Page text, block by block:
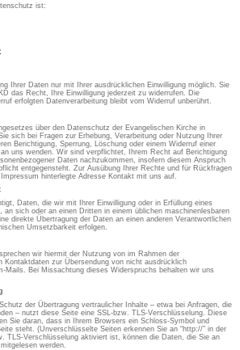
ist:
Ihrer Daten nur mit Ihrer ausdrücklichen Einwilligung möglich. Sie
das Recht, Ihre Einwilligung jederzeit zu widerrufen. Die
erfolgten Datenverarbeitung bleibt vom Widerruf unberührt.
über den Datenschutz der Evangelischen Kirche in
sich bei Fragen zur Erhebung, Verarbeitung oder Nutzung Ihrer
Berichtigung, Sperrung, Löschung oder einem Widerruf einer
uns wenden. Wir sind verpflichtet, Ihrem Recht auf Berichtigung
Daten nachzukommen, insofern diesem Anspruch
entgegensteht. Zur Ausübung Ihrer Rechte und für Rückfragen
hinterlegte Adresse Kontakt mit uns auf.
Daten, die wir mit Ihrer Einwilligung oder in Erfüllung eines
an sich oder an einen Dritten in einem üblichen maschinenlesbaren
direkte Übertragung der Daten an einen anderen Verantwortlichen
Umsetzbarkeit erfolgen.
wir hiermit der Nutzung von im Rahmen der
Kontaktdaten zur Übersendung von nicht ausdrücklich
Mails. Bei Missachtung dieses Widerspruchs behalten wir uns
der Übertragung vertraulicher Inhalte – etwa bei Anfragen, die
– nutzt diese Seite eine SSL-bzw. TLS-Verschlüsselung. Diese
Sie daran, dass in Ihrem Browsers ein Schloss-Symbol und
steht. (Unverschlüsselte Seiten erkennen Sie an “http://” in der
TLS-Verschlüsselung aktiviert ist, können die Daten, die Sie an
werden.